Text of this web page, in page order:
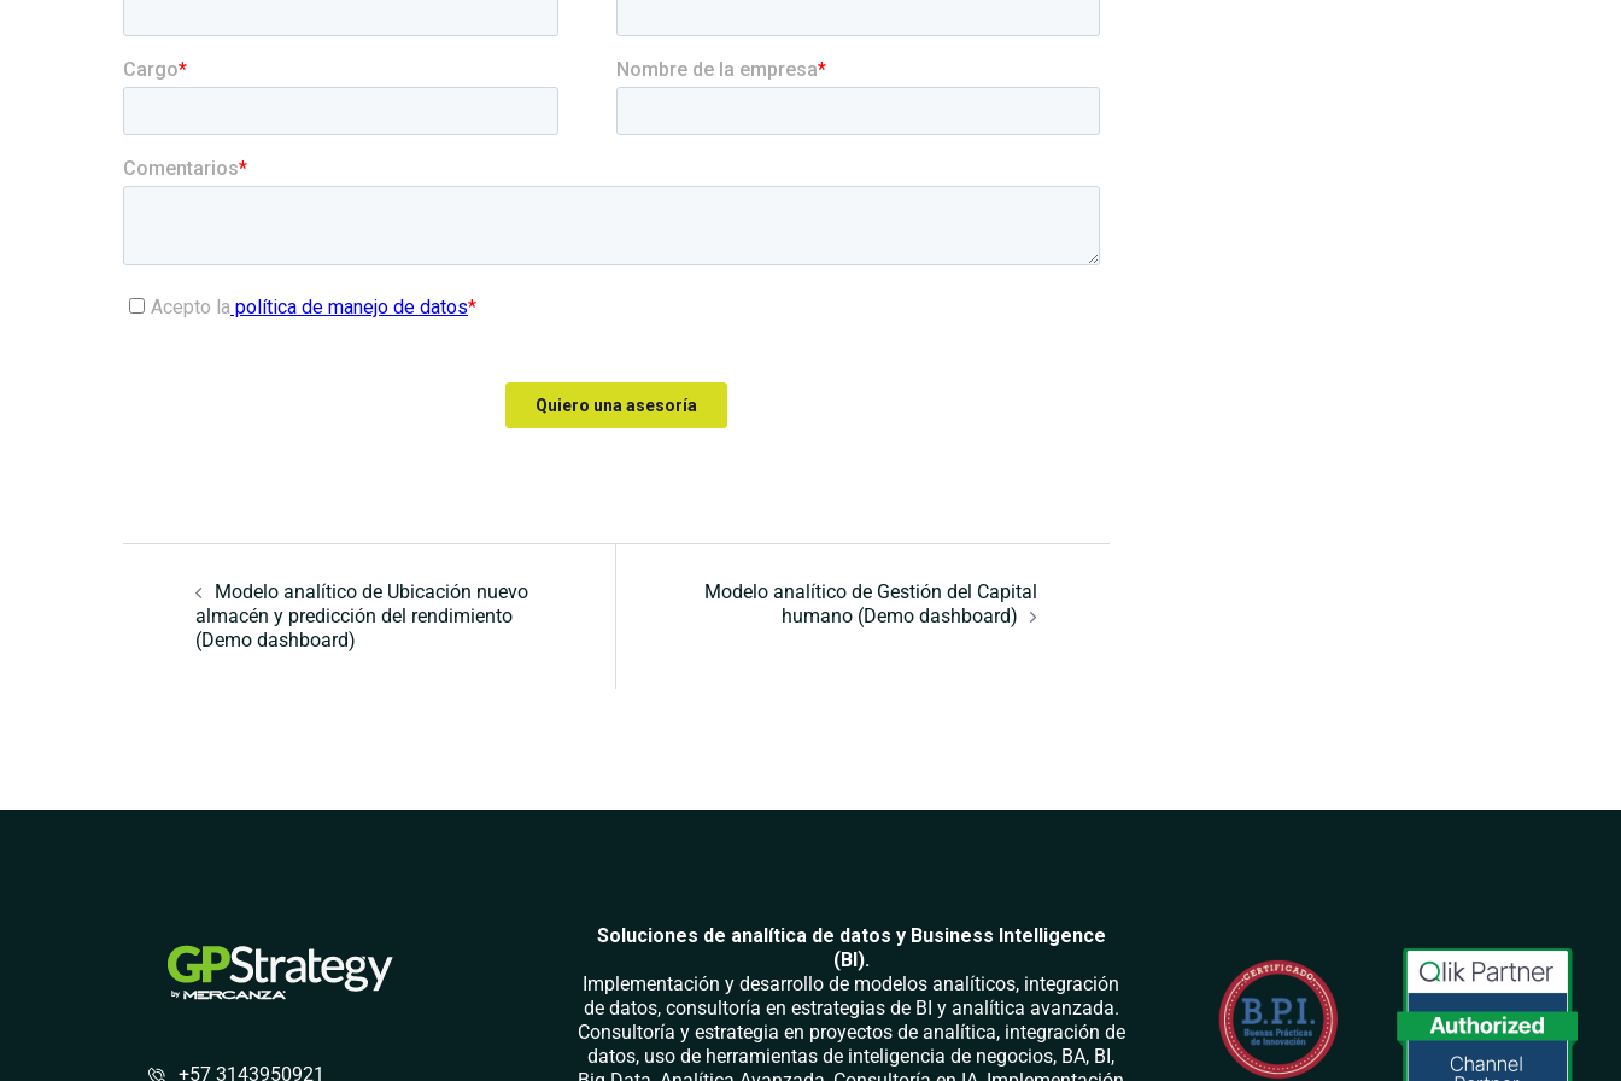
Navegación
entradas
Modelo analítico de Ubicación nuevo
almacén y predicción del rendimiento
(Demo dashboard)
Modelo analítico de Gestión del Capital
humano (Demo dashboard)
+57 3143950921
Soluciones de analítica de datos y Business Intelligence
(BI).
Implementación y desarrollo de modelos analíticos, integración
de datos, consultoría en estrategias de BI y analítica avanzada.
Consultoría y estrategia en proyectos de analítica, integración de
datos, uso de herramientas de inteligencia de negocios, BA, BI,